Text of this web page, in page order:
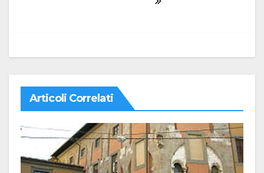
Articoli Correlati